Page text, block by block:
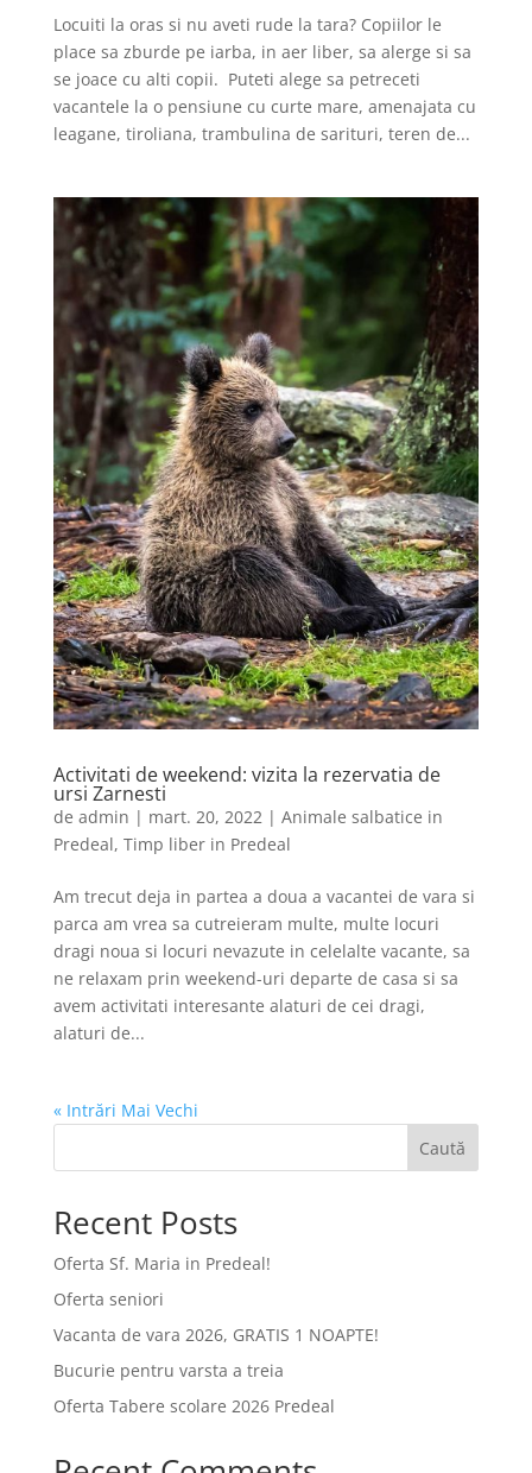
Locuiti la oras si nu aveti rude la tara? Copiilor le
place sa zburde pe iarba, in aer liber, sa alerge si sa
se joace cu alti copii. Puteti alege sa petreceti
vacantele la o pensiune cu curte mare, amenajata cu
leagane, tiroliana, trambulina de sarituri, teren de...
Activitati de weekend: vizita la rezervatia de
ursi Zarnesti
de admin | mart. 20, 2022| Animale salbatice in
Predeal, Timp liber in Predeal
Am trecut deja in partea a doua a vacantei de vara si
parca am vrea sa cutreieram multe, multe locuri
dragi noua si locuri nevazute in celelalte vacante, sa
ne relaxam prin weekend-uri departe de casa si sa
avem activitati interesante alaturi de cei dragi,
alaturi de...
« Intrări Mai Vechi
Caută
Recent Posts
Oferta Sf. Maria in Predeal!
Oferta seniori
Vacanta de vara 2026, GRATIS 1 NOAPTE!
Bucurie pentru varsta a treia
Oferta Tabere scolare 2026 Predeal